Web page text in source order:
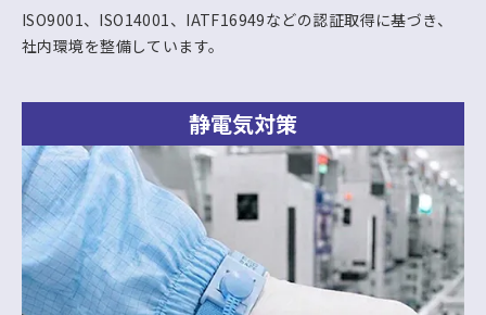
ISO9001、ISO14001、IATF16949などの認証取得に基づき、
社内環境を整備しています。
静電気対策